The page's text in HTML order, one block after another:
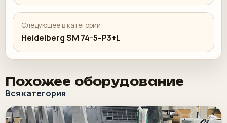
Следующее в категории
Heidelberg SM 74-5-P3+L
Похожее оборудование
Вся категория